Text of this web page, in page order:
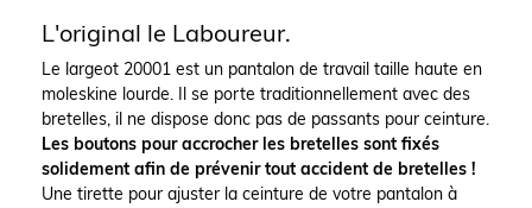
L'original le Laboureur.
Le largeot 20001 est un pantalon de travail taille haute en
moleskine lourde. Il se porte traditionnellement avec des
bretelles, il ne dispose donc pas de passants pour ceinture.
Les boutons pour accrocher les bretelles sont fixés
solidement afin de prévenir tout accident de bretelles !
Une tirette pour ajuster la ceinture de votre pantalon à